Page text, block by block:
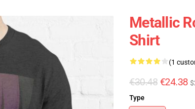
Metallic
Shirt
(1
€30.48 €24.38
Type